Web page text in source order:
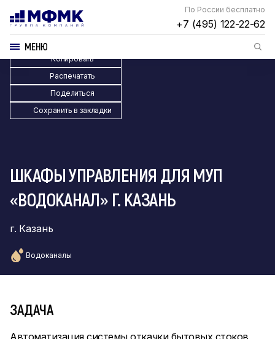
По России бесплатно
+7 (495) 122-22-62
МЕНЮ
Копировать
Распечатать
Поделиться
Сохранить в закладки
ШКАФЫ УПРАВЛЕНИЯ ДЛЯ МУП
«ВОДОКАНАЛ» Г. КАЗАНЬ
г. Казань
Водоканалы
ЗАДАЧА
Автоматизация системы откачки бытовых стоков.